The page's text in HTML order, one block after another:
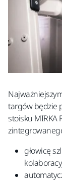
targów będzie
stoisku MIRKA
głowicę